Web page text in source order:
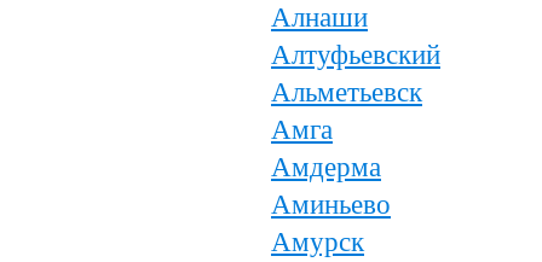
Алнаши
Алтуфьевский
Альметьевск
Амга
Амдерма
Аминьево
Амурск